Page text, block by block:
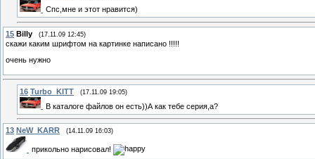
Спс,мне и этот нравится)
15 Billy (17.11.09 12:45)
скажи каким шрифтом на картинке написано !!!!!
очень нужно
16 Turbo_KITT (17.11.09 19:05)
В каталоге файлов он есть))А как тебе серия,а?
13 NeW_KARR (14.11.09 16:03)
прикольно нарисовал!